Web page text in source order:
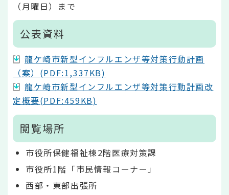
（月曜日）まで
公表資料
龍ケ崎市新型インフルエンザ等対策行動計画
（案）(PDF:1,337KB)
龍ケ崎市新型インフルエンザ等対策行動計画改
定概要(PDF:459KB)
閲覧場所
市役所保健福祉棟2階医療対策課
市役所1階「市民情報コーナー」
西部・東部出張所